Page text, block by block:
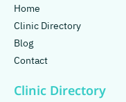
Home
Clinic Directory
Blog
Contact
Clinic Directory